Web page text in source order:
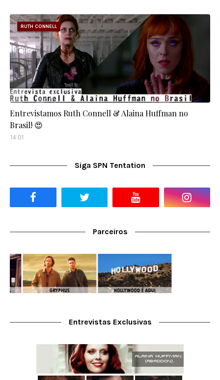
RUTH CONNELL
Entrevistamos Ruth Connell & Alaina Huffman no
Brasil! 😍
14:01
Siga SPN Tentation
Parceiros
Entrevistas Exclusivas